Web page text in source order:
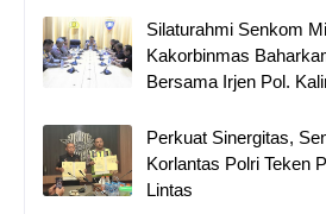
Silaturahmi Senkom
Kakorbinmas
Bersama Irjen Pol.
Perkuat Sinergitas,
Korlantas Polri Teken
Lintas